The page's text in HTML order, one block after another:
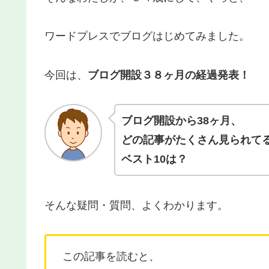
ワードプレスでブログはじめてみました。
今回は、 ブログ開設３８ヶ月の経過発表！
ブログ開設から38ヶ月、
どの記事がたくさん見られて
ベスト10は？
そんな疑問・質問、よくわかります。
この記事を読むと、